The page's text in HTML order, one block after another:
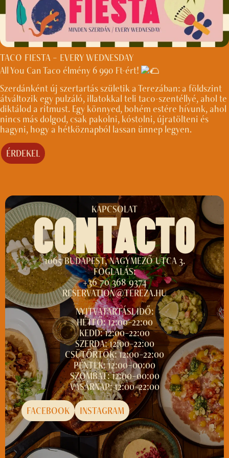
TACO FIESTA – EVERY WEDNESDAY
All You Can Taco élmény 6 990 Ft-ért!
Szerdánként új szertartás születik a Terezában: a földszint
átváltozik egy pulzáló, illatokkal teli taco-szentéllyé, ahol te
diktálod a ritmust. Egy könnyed, bohém estére hívunk, ahol
nincs más dolgod, csak pakolni, kóstolni, újratölteni és
hagyni, hogy a hétköznapból lassan ünnep legyen.
ÉRDEKEL
KAPCSOLAT
CONTACTO
1065 BUDAPEST, NAGYMEZŐ UTCA 3.
FOGLALÁS:
+36 70 368 9374
RESERVATION@TEREZA.HU
NYITVATARTÁSI IDŐ:
HÉTFŐ: 12:00–22:00
KEDD: 12:00–22:00
SZERDA: 12:00–22:00
CSÜTÖRTÖK: 12:00–22:00
PÉNTEK: 12:00–00:00
SZOMBAT: 12:00–00:00
VASÁRNAP: 12:00–22:00
FACEBOOK
INSTAGRAM